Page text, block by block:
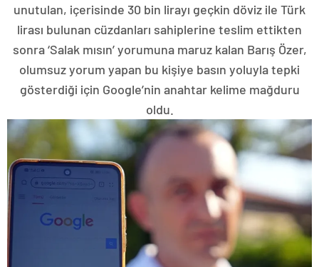
unutulan, içerisinde 30 bin lirayı geçkin döviz ile Türk
lirası bulunan cüzdanları sahiplerine teslim ettikten
sonra ‘Salak mısın’ yorumuna maruz kalan Barış Özer,
olumsuz yorum yapan bu kişiye basın yoluyla tepki
gösterdiği için Google’nin anahtar kelime mağduru
oldu.